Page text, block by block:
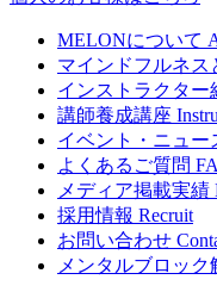
MELONについて
マインドフルネス
インストラクター
講師養成講座
イベント・ニュー
よくあるご質問
メディア掲載実績
採用情報 Recruit
お問い合わせ
メンタルブロック